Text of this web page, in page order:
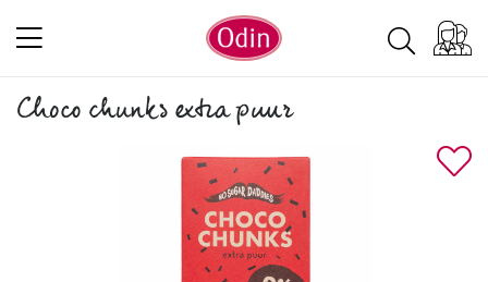
Choco chunks extra puur